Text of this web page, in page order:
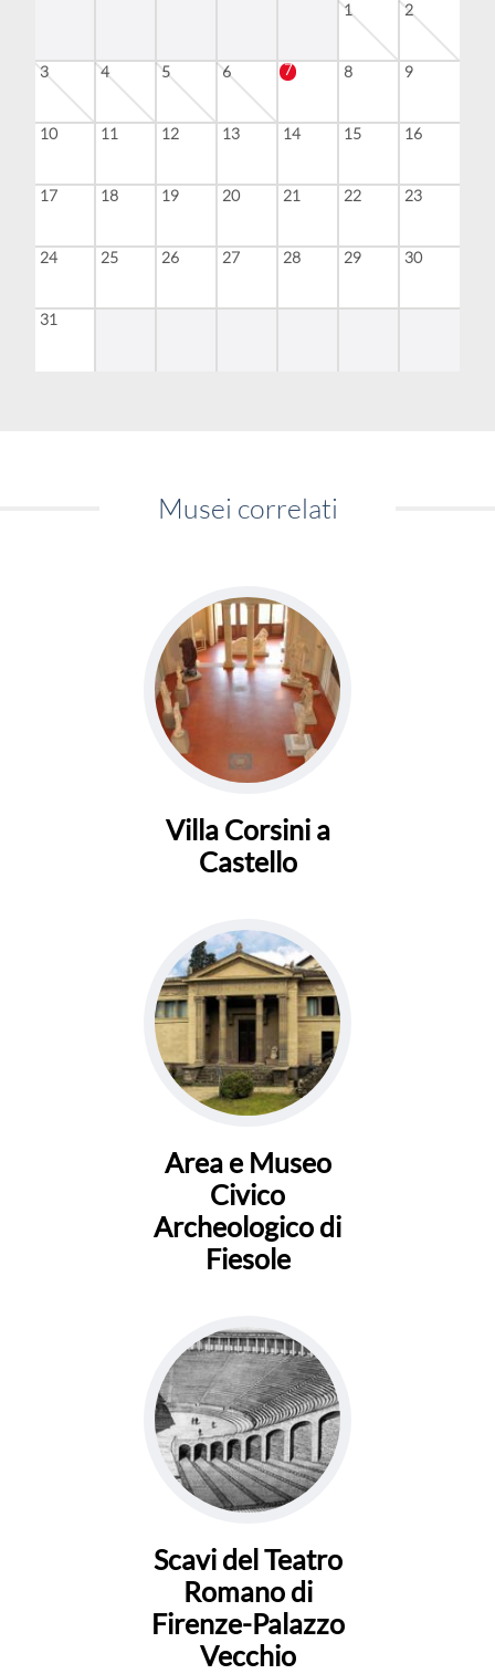
1 2
3 4 5 6 7 8 9
10 11 12 13 14 15 16
17 18 19 20 21 22 23
24 25 26 27 28 29 30
31
Musei correlati
Villa Corsini a
Castello
Area e Museo
Civico
Archeologico di
Fiesole
Scavi del Teatro
Romano di
Firenze-Palazzo
Vecchio